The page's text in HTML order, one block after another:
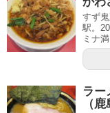
すず
駅。
ミナ
ラー
（